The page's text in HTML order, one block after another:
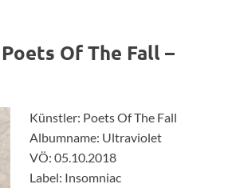
Of The Fall –
Künstler: Poets Of The Fall
Albumname: Ultraviolet
VÖ: 05.10.2018
Label: Insomniac